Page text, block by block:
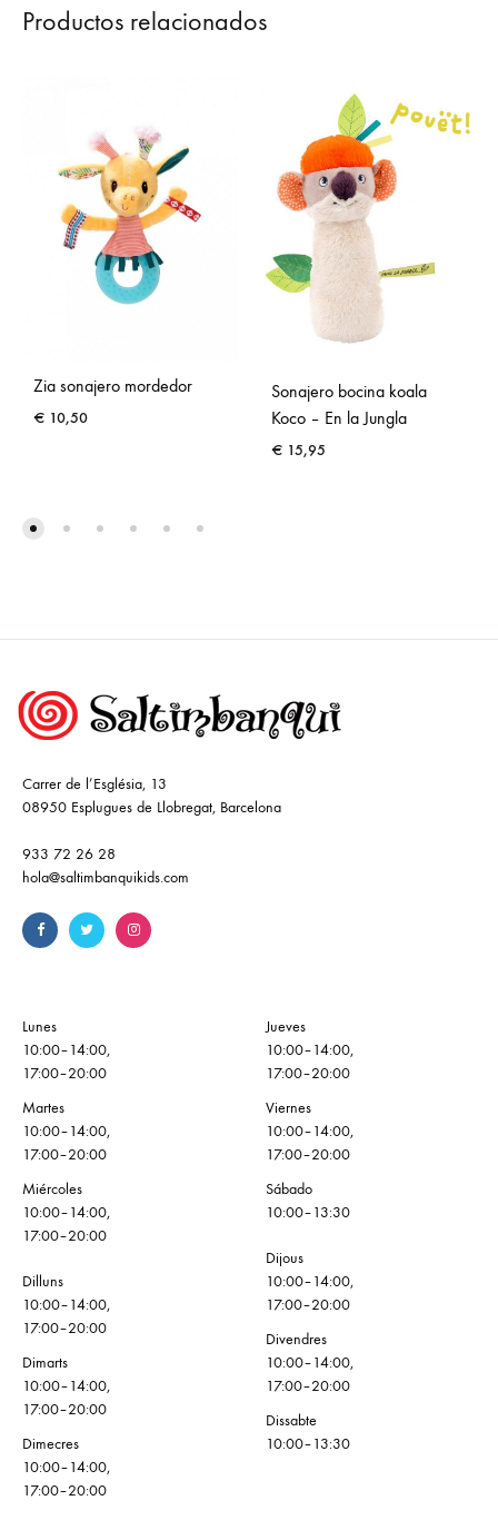
Productos relacionados
Zia sonajero mordedor
€ 10,50
Sonajero bocina koala
Koco – En la Jungla
€ 15,95
Carrer de l’Església, 13
08950 Esplugues de Llobregat, Barcelona
933 72 26 28
hola@saltimbanquikids.com
Lunes
10:00–14:00,
17:00–20:00
Martes
10:00–14:00,
17:00–20:00
Miércoles
10:00–14:00,
17:00–20:00
Dilluns
10:00–14:00,
17:00–20:00
Dimarts
10:00–14:00,
17:00–20:00
Dimecres
10:00–14:00,
17:00–20:00
Jueves
10:00–14:00,
17:00–20:00
Viernes
10:00–14:00,
17:00–20:00
Sábado
10:00–13:30
Dijous
10:00–14:00,
17:00–20:00
Divendres
10:00–14:00,
17:00–20:00
Dissabte
10:00–13:30